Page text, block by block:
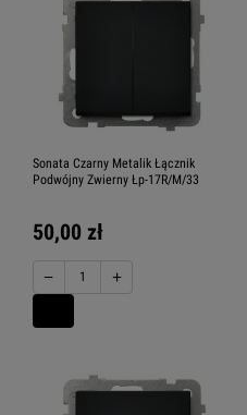
Sonata Czarny Metalik Łącznik
Podwójny Zwierny Łp-17R/M/33
50,00 zł
− +